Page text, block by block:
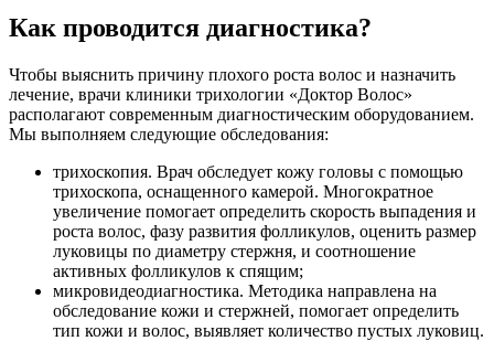
Как проводится диагностика?
Чтобы выяснить причину плохого роста волос и назначить
лечение, врачи клиники трихологии «Доктор Волос»
располагают современным диагностическим оборудованием.
Мы выполняем следующие обследования:
трихоскопия. Врач обследует кожу головы с помощью
трихоскопа, оснащенного камерой. Многократное
увеличение помогает определить скорость выпадения и
роста волос, фазу развития фолликулов, оценить размер
луковицы по диаметру стержня, и соотношение
активных фолликулов к спящим;
микровидеодиагностика. Методика направлена на
обследование кожи и стержней, помогает определить
тип кожи и волос, выявляет количество пустых луковиц.